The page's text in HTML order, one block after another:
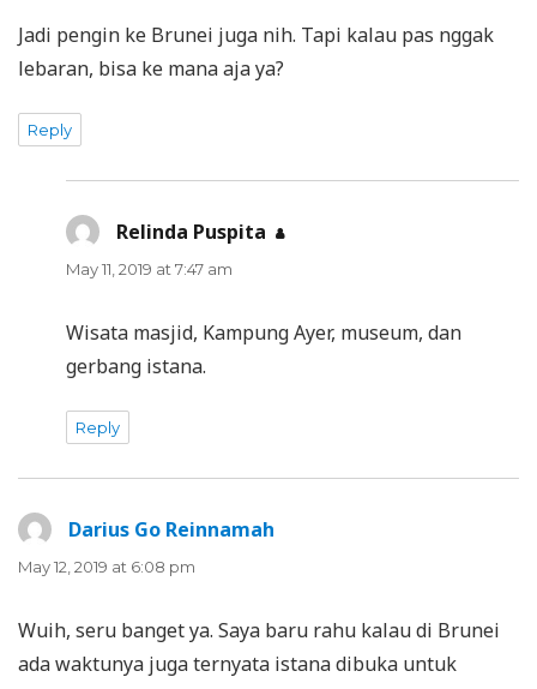
Jadi pengin ke Brunei juga nih. Tapi kalau pas nggak
lebaran, bisa ke mana aja ya?
Reply
Relinda Puspita says:
May 11, 2019 at 7:47 am
Wisata masjid, Kampung Ayer, museum, dan
gerbang istana.
Reply
Darius Go Reinnamah
May 12, 2019 at 6:08 pm
Wuih, seru banget ya. Saya baru rahu kalau di Brunei
ada waktunya juga ternyata istana dibuka untuk